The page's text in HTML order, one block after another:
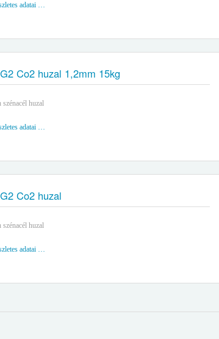
adatai …
Co2 huzal 1,2mm 15kg
szénacél huzal
adatai …
Co2 huzal
szénacél huzal
adatai …